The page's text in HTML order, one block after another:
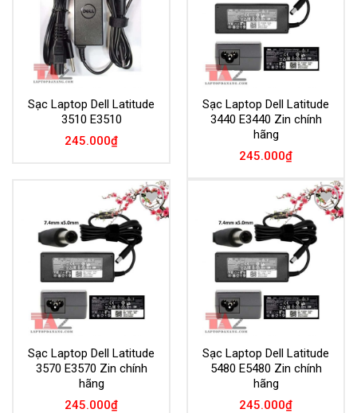
Sạc Laptop Dell Latitude
3510 E3510
245.000₫
Sạc Laptop Dell Latitude
3440 E3440 Zin chính
hãng
245.000₫
Add to
Wishlist
Sạc Laptop Dell Latitude
3570 E3570 Zin chính
hãng
245.000₫
Add to
Wishlist
Sạc Laptop Dell Latitude
5480 E5480 Zin chính
hãng
245.000₫